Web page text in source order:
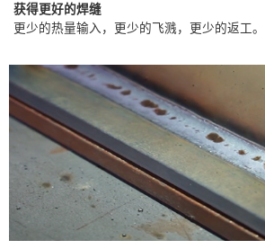
获得更好的焊缝
更少的热量输入，更少的飞溅，更少的返工。